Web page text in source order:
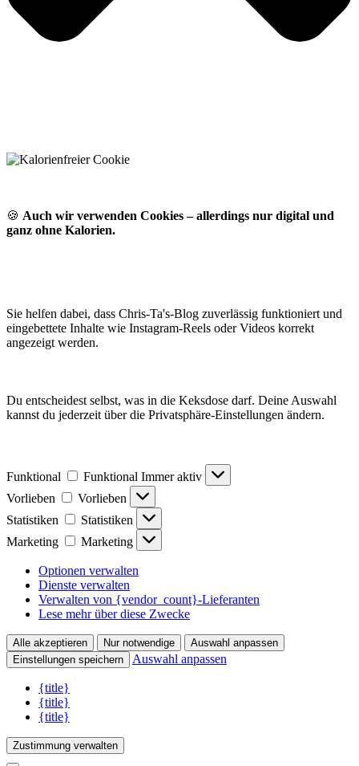
🍪 Auch wir verwenden Cookies – allerdings nur digital und
ganz ohne Kalorien.
Sie helfen dabei, dass Chris-Ta's-Blog zuverlässig funktioniert und
eingebettete Inhalte wie Instagram-Reels oder Videos korrekt
angezeigt werden.
Du entscheidest selbst, was in die Keksdose darf. Deine Auswahl
kannst du jederzeit über die Privatsphäre-Einstellungen ändern.
Funktional Funktional Immer aktiv
Vorlieben
Vorlieben
Statistiken
Statistiken
Marketing
Marketing
Optionen verwalten
Dienste verwalten
Verwalten von {vendor_count}-Lieferanten
Lese mehr über diese Zwecke
Alle akzeptieren Nur notwendige
Auswahl anpassen
Einstellungen speichern
Auswahl anpassen
{title}
{title}
{title}
Zustimmung verwalten